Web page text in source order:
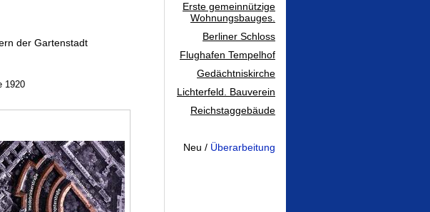
der Gartenstadt
1920
Erste gemeinnützige
Wohnungsbauges.
Berliner Schloss
Flughafen Tempelhof
Gedächtniskirche
Lichterfeld. Bauverein
Reichstaggebäude
Neu / Überarbeitung